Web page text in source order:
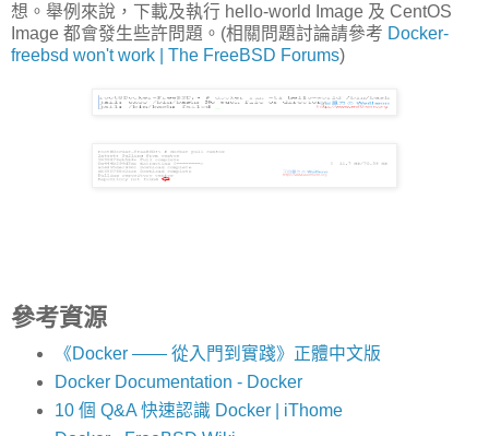
想。舉例來說，下載及執行 hello-world Image 及 CentOS
Image 都會發生些許問題。(相關問題討論請參考 Docker-
freebsd won't work | The FreeBSD Forums)
參考資源
《Docker —— 從入門到實踐­》正體中文版
Docker Documentation - Docker
10 個 Q&A 快速認識 Docker | iThome